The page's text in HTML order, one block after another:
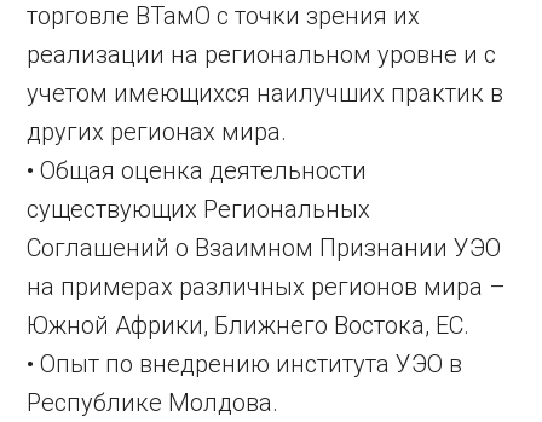
торговле ВТамО с точки зрения их
реализации на региональном уровне и с
учетом имеющихся наилучших практик в
других регионах мира.
• Общая оценка деятельности
существующих Региональных
Соглашений о Взаимном Признании УЭО
на примерах различных регионов мира –
Южной Африки, Ближнего Востока, ЕС.
• Опыт по внедрению института УЭО в
Республике Молдова.